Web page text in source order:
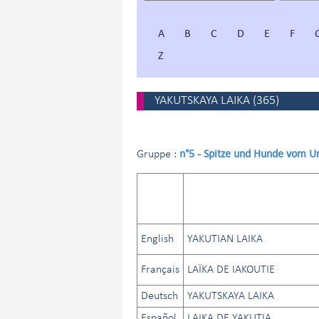
A B C D E F
Z
YAKUTSKAYA LAIKA (365)
Gruppe : n°5 - Spitze und Hunde vom
English YAKUTIAN LAIKA
Français LAÏKA DE IAKOUTIE
Deutsch YAKUTSKAYA LAIKA